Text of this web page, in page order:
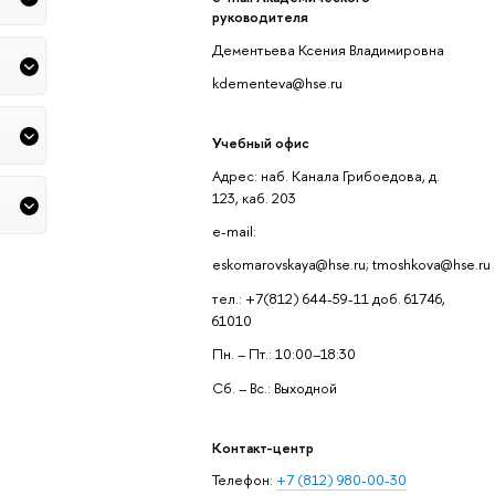
руководителя
Дементьева Ксения Владимировна
kdementeva@hse.ru
Учебный офис
Адрес: наб. Канала Грибоедова, д.
123, каб. 203
e-mail:
eskomarovskaya@hse.ru; tmoshkova@hse.ru
тел.: +7(812) 644-59-11 доб. 61746,
61010
Пн. – Пт.: 10:00–18:30
Сб. – Вс.: Выходной
Контакт-центр
Телефон: +7 (812) 980-00-30